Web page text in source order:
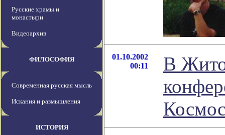
Русские храмы и
монастыри
Видеоархив
ФИЛОСОФИЯ
Современная русская мысль
Искания и размышления
ИСТОРИЯ
01.10.2002
00:11
В